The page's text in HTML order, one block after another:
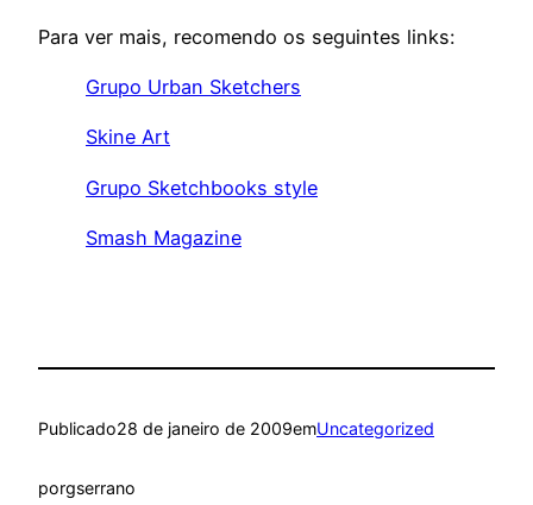
Para ver mais, recomendo os seguintes links:
Grupo Urban Sketchers
Skine Art
Grupo Sketchbooks style
Smash Magazine
Publicado28 de janeiro de 2009emUncategorized
porgserrano